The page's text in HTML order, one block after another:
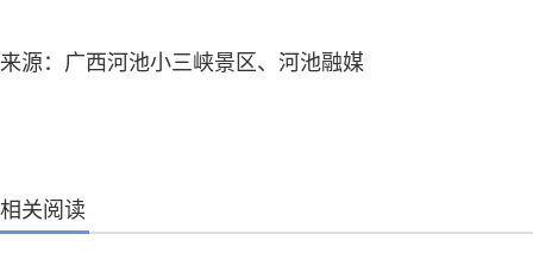
来源：广西河池小三峡景区、河池融媒
相关阅读